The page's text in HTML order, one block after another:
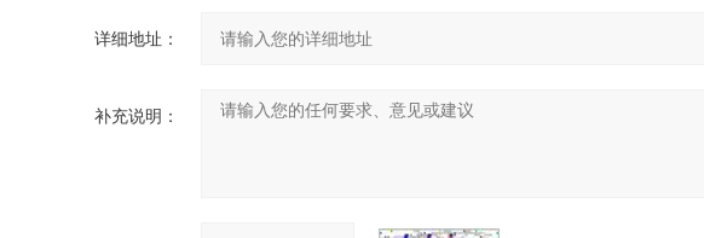
详细地址：
补充说明：